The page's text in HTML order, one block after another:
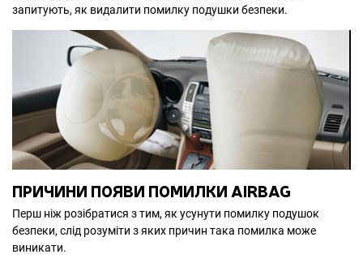
запитують, як видалити помилку подушки безпеки.
ПРИЧИНИ ПОЯВИ ПОМИЛКИ AIRBAG
Перш ніж розібратися з тим, як усунути помилку подушок
безпеки, слід розуміти з яких причин така помилка може
виникати.